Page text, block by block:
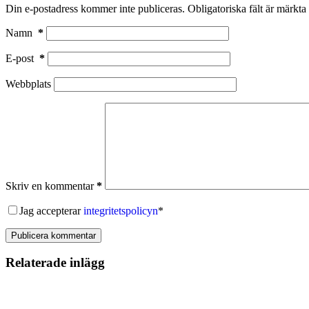
Din e-postadress kommer inte publiceras. Obligatoriska fält är märkta
Namn *
E-post *
Webbplats
Skriv en kommentar*
Jag accepterarintegritetspolicyn*
Publicera kommentar
Relaterade inlägg